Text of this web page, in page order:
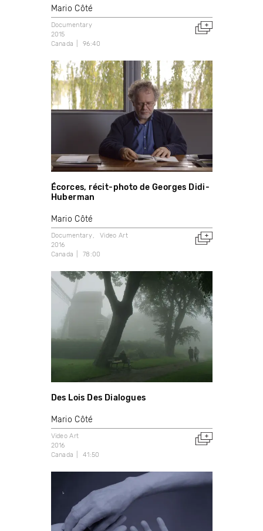
Mario Côté
Documentary
2015
Canada
96:40
Écorces, récit-photo de Georges Didi-
Huberman
Mario Côté
Documentary
Video Art
2016
Canada
78:00
Des Lois Des Dialogues
Mario Côté
Video Art
2016
Canada
41:50